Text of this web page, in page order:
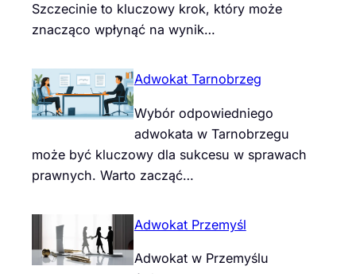
Szczecinie to kluczowy krok, który może
znacząco wpłynąć na wynik…
Adwokat Tarnobrzeg
Wybór odpowiedniego
adwokata w Tarnobrzegu
może być kluczowy dla sukcesu w sprawach
prawnych. Warto zacząć…
Adwokat Przemyśl
Adwokat w Przemyślu